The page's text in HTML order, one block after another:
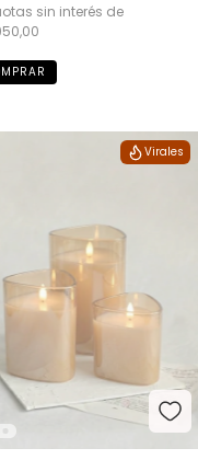
sin interés de
Virales